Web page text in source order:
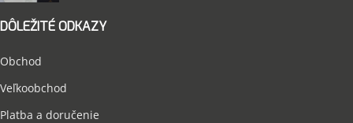
DÔLEŽITÉ ODKAZY
Obchod
Veľkoobchod
Platba a doručenie